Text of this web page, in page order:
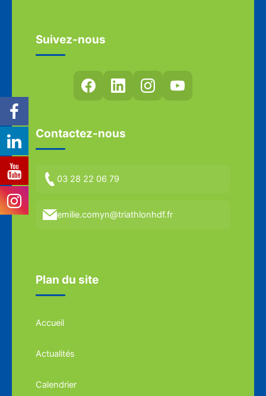
Suivez-nous
Contactez-nous
03 28 22 06 79
emilie.comyn@triathlonhdf.fr
Plan du site
Accueil
Actualités
Calendrier